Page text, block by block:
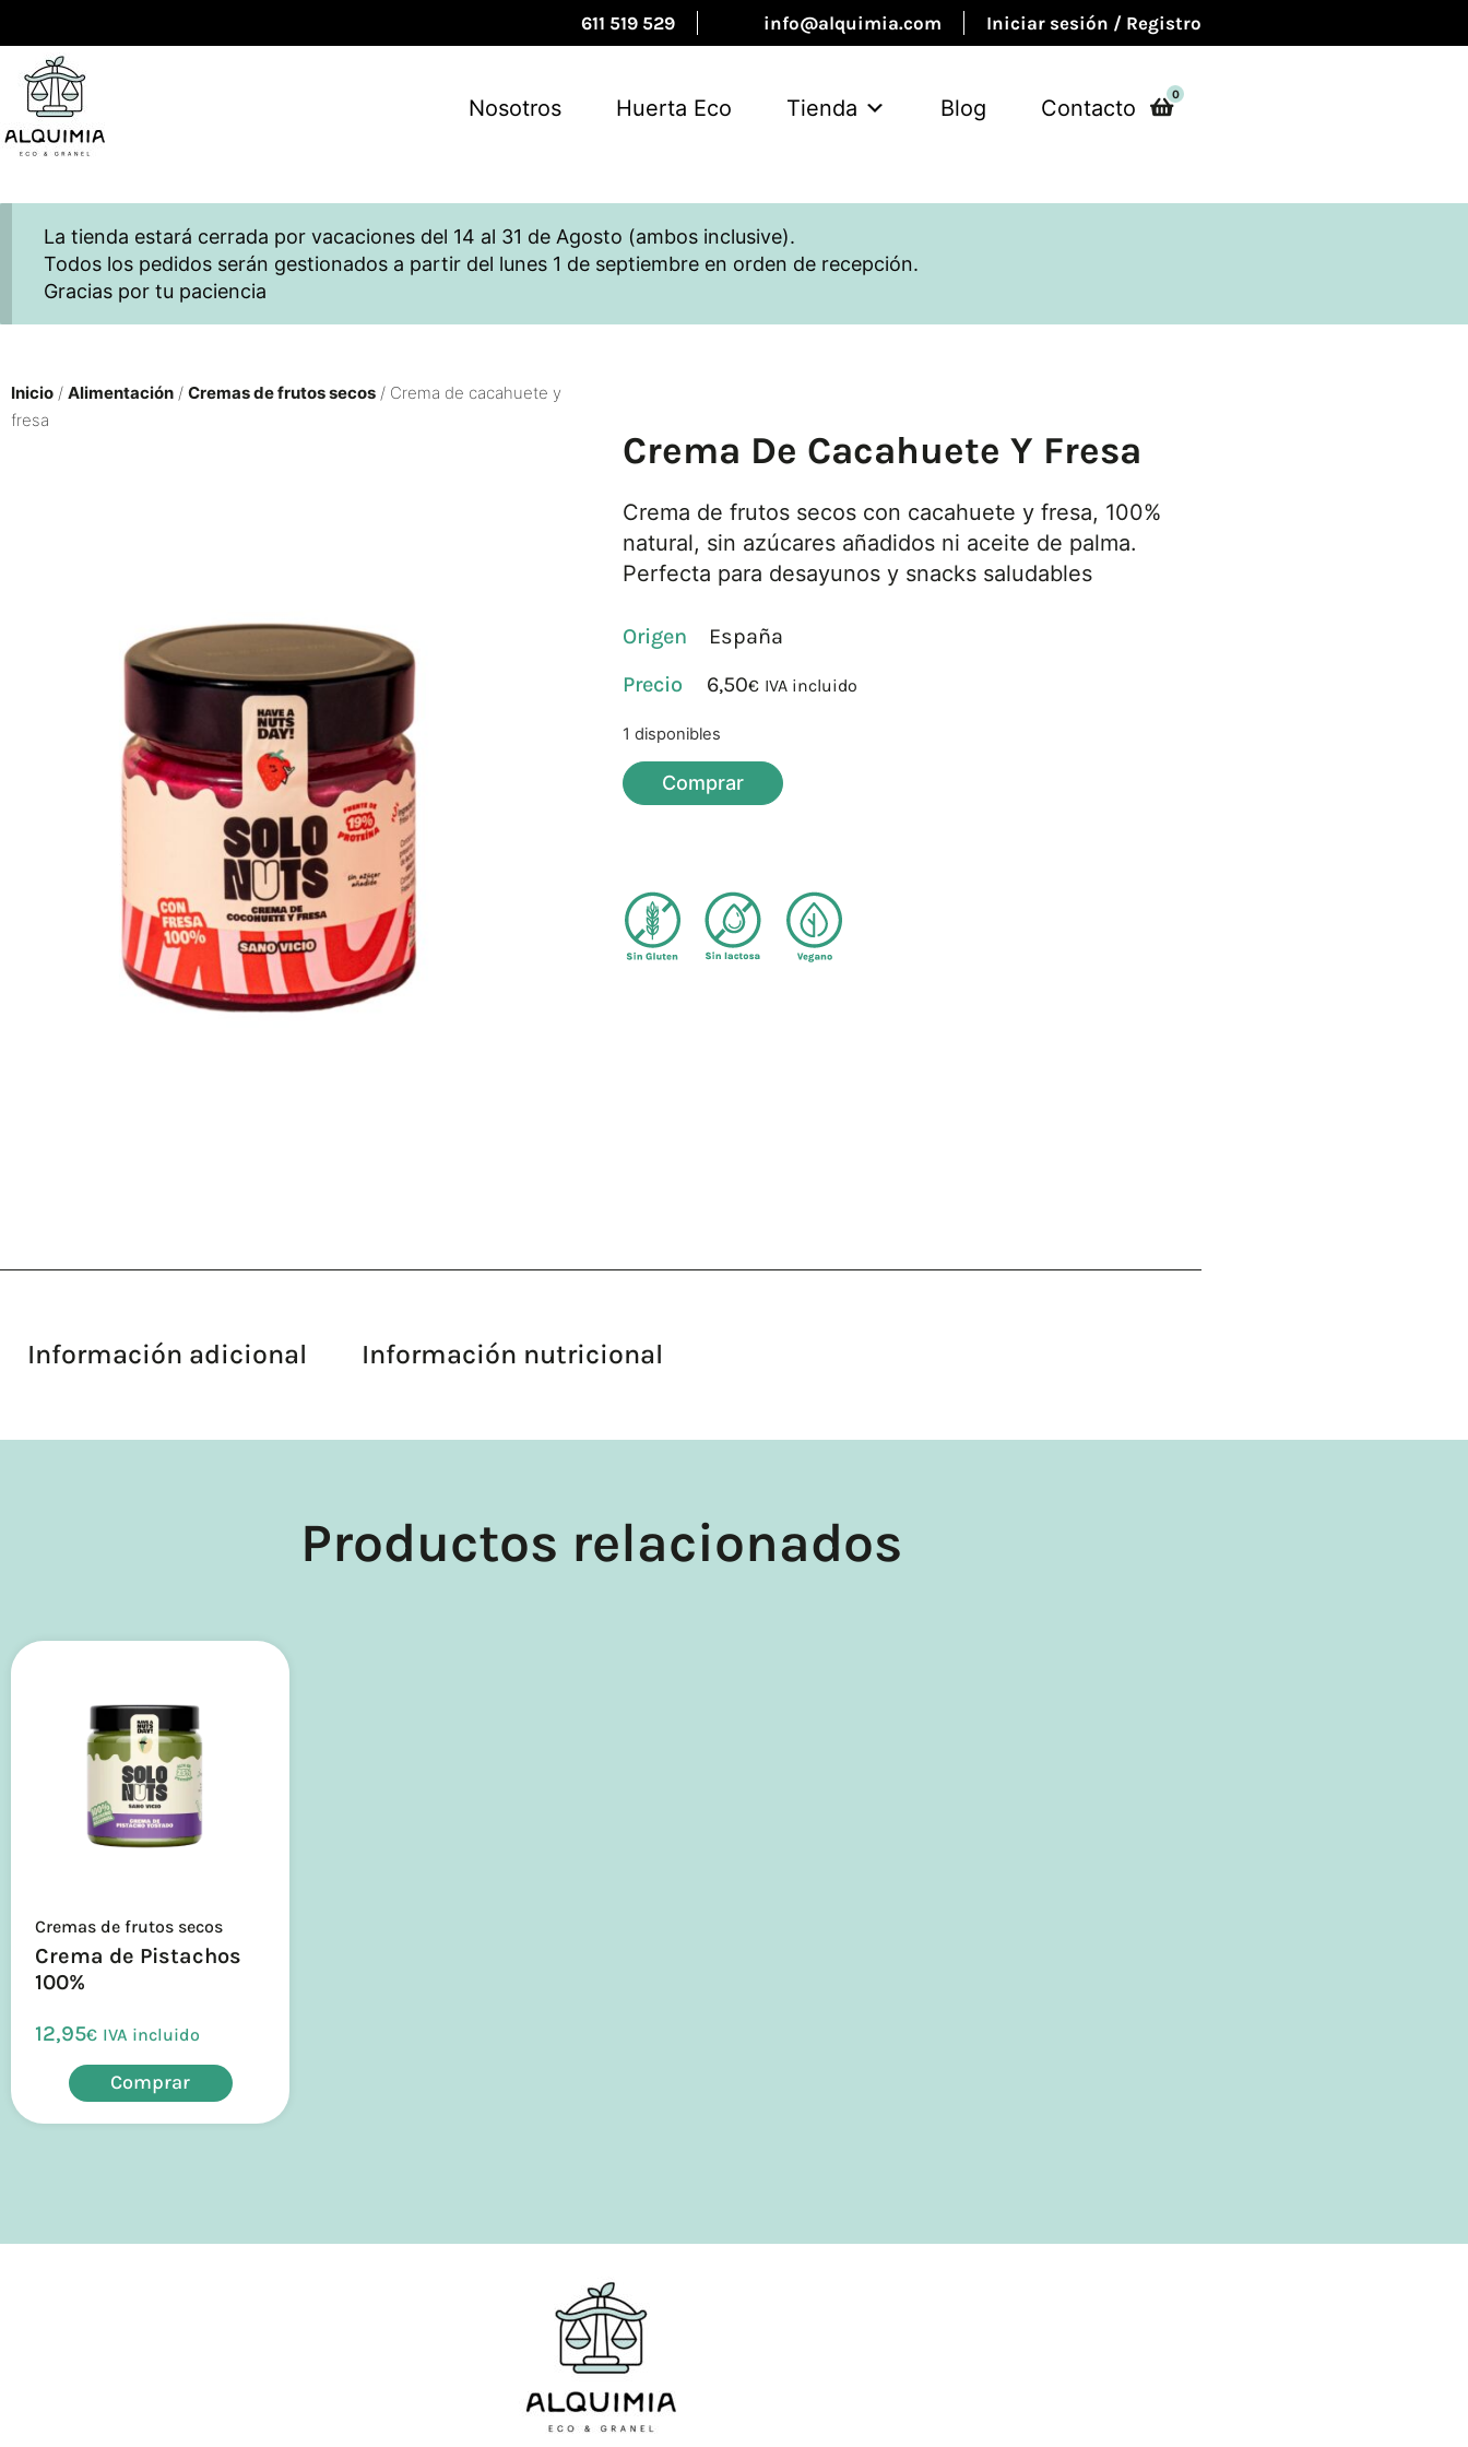
611 519 529 info@alquimia.com Iniciar sesión / Registro
Nosotros Huerta Eco Tienda Blog Contacto
0
La tienda estará cerrada por vacaciones del 14 al 31 de Agosto (ambos inclusive).
Todos los pedidos serán gestionados a partir del lunes 1 de septiembre en orden de recepción.
Gracias por tu paciencia
Inicio / Alimentación / Cremas de frutos secos / Crema de cacahuete y
fresa
Crema De Cacahuete Y Fresa
Crema de frutos secos con cacahuete y fresa, 100%
natural, sin azúcares añadidos ni aceite de palma.
Perfecta para desayunos y snacks saludables
Origen
España
6,50€ IVA incluido
1 disponibles
Comprar
Información adicional Información nutricional
Productos relacionados
Cremas de frutos secos
Crema de Pistachos
100%
12,95€ IVA incluido
Comprar